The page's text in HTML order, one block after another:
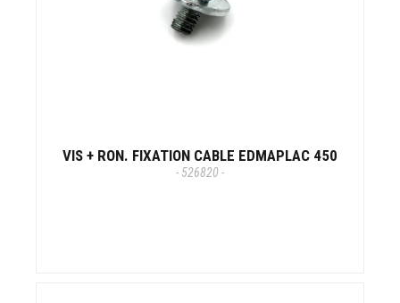
VIS + RON. FIXATION CABLE EDMAPLAC 450
- 526820 -